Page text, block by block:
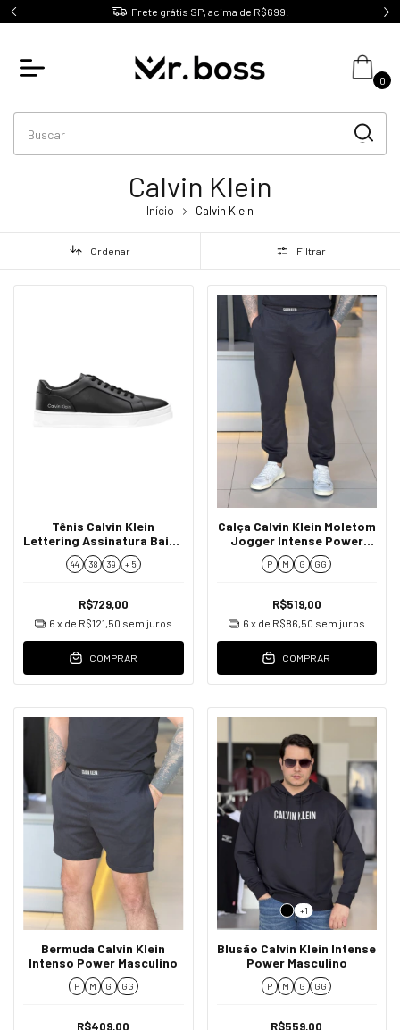
Frete grátis SP, acima de R$699.
0
Calvin Klein
Início Calvin Klein
Ordenar Filtrar
Tênis Calvin Klein
Lettering Assinatura Baixo
Relevo na Lateral
Masculino
44 38 39 + 5
R$729,00
6 x de R$121,50 sem juros
COMPRAR
Calça Calvin Klein Moletom
Jogger Intense Power
Masculino
P M G GG
R$519,00
6 x de R$86,50 sem juros
COMPRAR
Bermuda Calvin Klein
Intenso Power Masculino
P M G GG
R$409,00
+1
Blusão Calvin Klein Intense
Power Masculino
P M G GG
R$559,00